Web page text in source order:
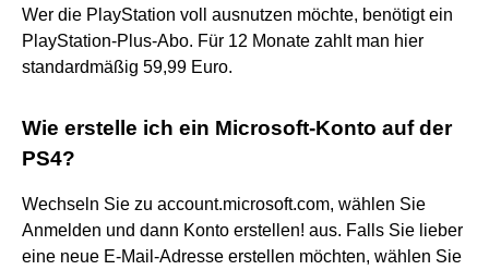
Wer die PlayStation voll ausnutzen möchte, benötigt ein
PlayStation-Plus-Abo. Für 12 Monate zahlt man hier
standardmäßig 59,99 Euro.
Wie erstelle ich ein Microsoft-Konto auf der
PS4?
Wechseln Sie zu account.microsoft.com, wählen Sie
Anmelden und dann Konto erstellen! aus. Falls Sie lieber
eine neue E-Mail-Adresse erstellen möchten, wählen Sie